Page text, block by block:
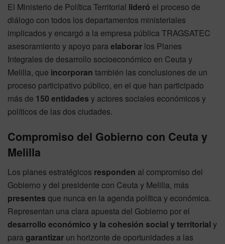
El Ministerio de Política Territorial lideró el proceso de
diálogo con todos los departamentos ministeriales
implicados y encargó a la empresa pública TRAGSATEC
asesoramiento y apoyo paraelaborar los Planes
Integrales de desarrollo socioeconómico en Ceuta y
Melilla, que incorporan también las conclusiones de un
proceso participativo público, en el que han participado
más de 150 entidades y actores sociales económicos y
políticos de las dos ciudades.
Compromiso del Gobierno con Ceuta y
Melilla
Los planes estratégicos responden al compromiso del
Gobierno y del presidente con Ceuta y Melilla, más
presentes que nunca en la agenda política y económica.
Representan una clara apuesta del Gobierno por el
desarrollo económico y la cohesión social yterritorial y
paragarantizar un horizonte de oportunidades a las